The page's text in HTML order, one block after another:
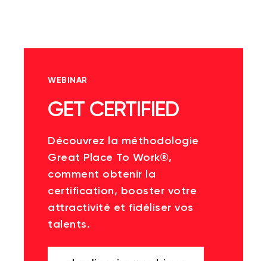
WEBINAR
GET CERTIFIED
Découvrez la méthodologie
Great Place To Work®,
comment obtenir la
certification, booster votre
attractivité et fidéliser vos
talents.